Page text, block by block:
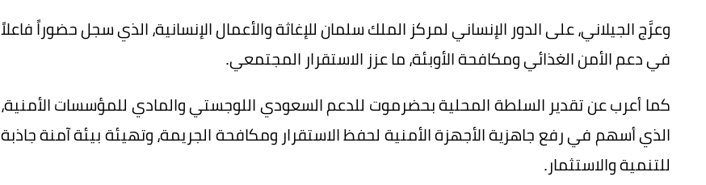
وعرَّج الجيلاني، على الدور الإنساني لمركز الملك سلمان للإغاثة والأعمال الإنسانية، الذي سجل حضوراً فاعلاً
في دعم الأمن الغذائي ومكافحة الأوبئة، ما عزز الاستقرار المجتمعي.
كما أعرب عن تقدير السلطة المحلية بحضرموت للدعم السعودي اللوجستي والمادي للمؤسسات الأمنية،
الذي أسهم في رفع جاهزية الأجهزة الأمنية لحفظ الاستقرار ومكافحة الجريمة، وتهيئة بيئة آمنة جاذبة
للتنمية والاستثمار.